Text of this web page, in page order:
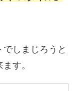
しまじろうと
す。